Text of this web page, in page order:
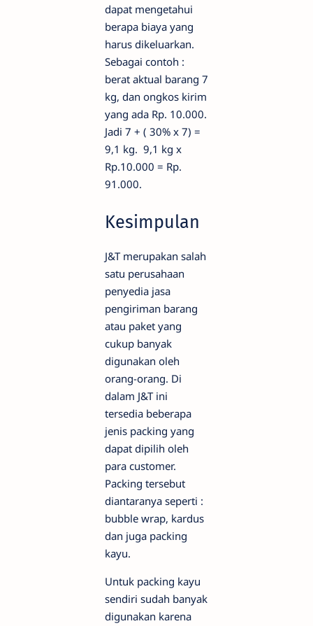
dapat mengetahui
berapa biaya yang
harus dikeluarkan.
Sebagai contoh :
berat aktual barang 7
kg, dan ongkos kirim
yang ada Rp. 10.000.
Jadi 7 + ( 30% x 7) =
9,1 kg. 9,1 kg x
Rp.10.000 = Rp.
91.000.
Kesimpulan
J&T merupakan salah
satu perusahaan
penyedia jasa
pengiriman barang
atau paket yang
cukup banyak
digunakan oleh
orang-orang. Di
dalam J&T ini
tersedia beberapa
jenis packing yang
dapat dipilih oleh
para customer.
Packing tersebut
diantaranya seperti :
bubble wrap, kardus
dan juga packing
kayu.
Untuk packing kayu
sendiri sudah banyak
digunakan karena